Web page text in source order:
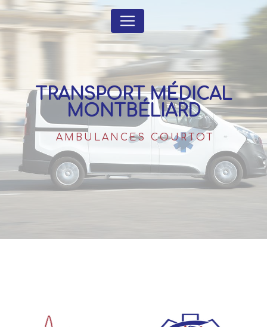
TRANSPORT MÉDICAL
MONTBÉLIARD
AMBULANCES COURTOT
Panneau de gestion des cookies